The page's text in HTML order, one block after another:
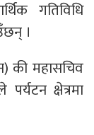
गतिविधि
।
की महासचिव
क्षेत्रमा